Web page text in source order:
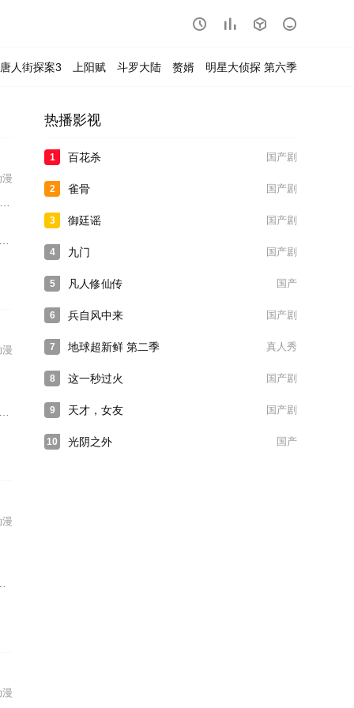
   
唐人街探案3 上阳赋 斗罗大陆 赘婿 明星大侦探 第六季
漫
漫
漫
漫
热播影视
1 国产剧
百花杀
2 国产剧
雀骨
3 国产剧
御廷谣
4 国产剧
九门
5 国产
凡人修仙传
6 国产剧
兵自风中来
7 真人秀
地球超新鲜 第二季
8 国产剧
这一秒过火
9 国产剧
天才，女友
10 国产
光阴之外